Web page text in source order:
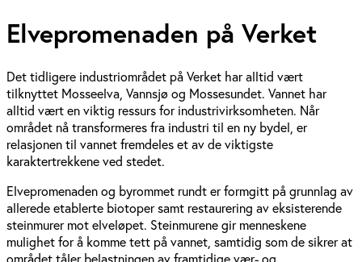
Elvepromenaden på Verket
Det tidligere industriområdet på Verket har alltid vært
tilknyttet Mosseelva, Vannsjø og Mossesundet. Vannet har
alltid vært en viktig ressurs for industrivirksomheten. Når
området nå transformeres fra industri til en ny bydel, er
relasjonen til vannet fremdeles et av de viktigste
karaktertrekkene ved stedet.
Elvepromenaden og byrommet rundt er formgitt på grunnlag av
allerede etablerte biotoper samt restaurering av eksisterende
steinmurer mot elveløpet. Steinmurene gir menneskene
mulighet for å komme tett på vannet, samtidig som de sikrer at
området tåler belastningen av framtidige vær- og